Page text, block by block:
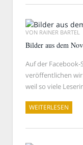
VON RAINER BARTEL
Bilder aus dem
Auf der
veröffentlichen wir
weil so viele
WEITERLESEN